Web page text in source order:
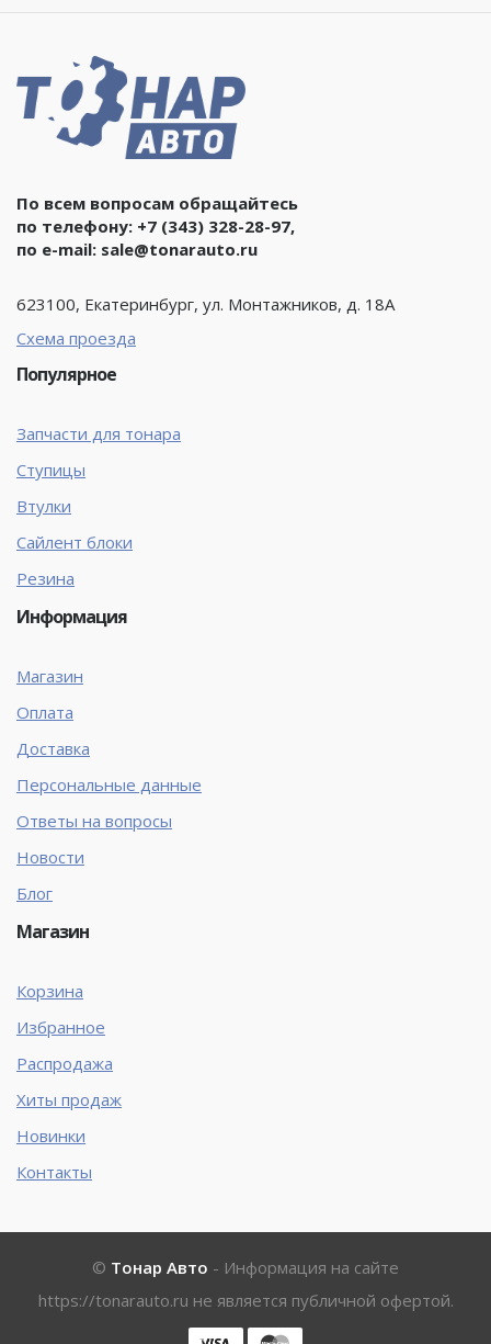
По всем вопросам обращайтесь
по телефону: +7 (343) 328-28-97,
по e-mail: sale@tonarauto.ru
623100, Екатеринбург, ул. Монтажников, д. 18А
Схема проезда
Популярное
Запчасти для тонара
Ступицы
Втулки
Сайлент блоки
Резина
Информация
Магазин
Оплата
Доставка
Персональные данные
Ответы на вопросы
Новости
Блог
Магазин
Корзина
Избранное
Распродажа
Хиты продаж
Новинки
Контакты
© Тонар Авто - Информация на сайте
https://tonarauto.ru не является публичной офертой.